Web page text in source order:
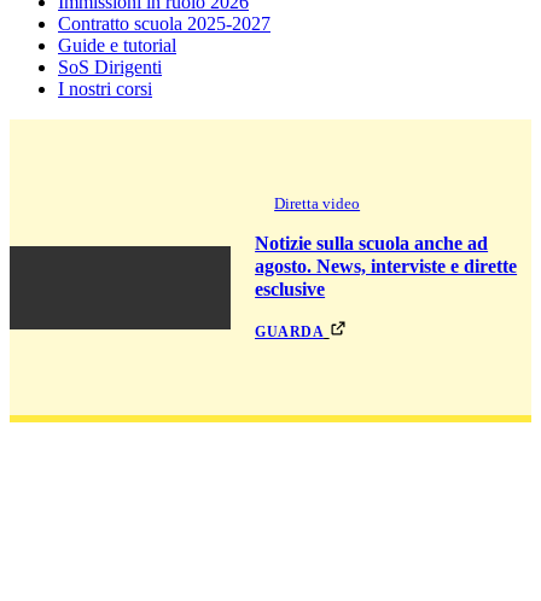
Contratto scuola 2025-2027
Guide e tutorial
SoS Dirigenti
I nostri corsi
Diretta video
Notizie sulla scuola anche ad
agosto. News, interviste e dirette
esclusive
guarda